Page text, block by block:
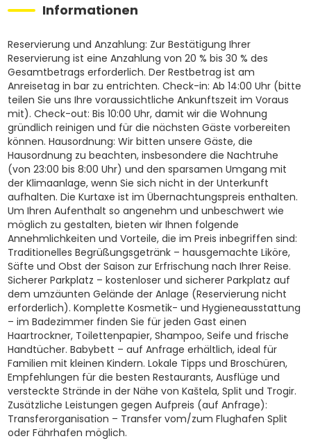
Informationen
Reservierung und Anzahlung: Zur Bestätigung Ihrer
Reservierung ist eine Anzahlung von 20 % bis 30 % des
Gesamtbetrags erforderlich. Der Restbetrag ist am
Anreisetag in bar zu entrichten. Check-in: Ab 14:00 Uhr (bitte
teilen Sie uns Ihre voraussichtliche Ankunftszeit im Voraus
mit). Check-out: Bis 10:00 Uhr, damit wir die Wohnung
gründlich reinigen und für die nächsten Gäste vorbereiten
können. Hausordnung: Wir bitten unsere Gäste, die
Hausordnung zu beachten, insbesondere die Nachtruhe
(von 23:00 bis 8:00 Uhr) und den sparsamen Umgang mit
der Klimaanlage, wenn Sie sich nicht in der Unterkunft
aufhalten. Die Kurtaxe ist im Übernachtungspreis enthalten.
Um Ihren Aufenthalt so angenehm und unbeschwert wie
möglich zu gestalten, bieten wir Ihnen folgende
Annehmlichkeiten und Vorteile, die im Preis inbegriffen sind:
Traditionelles Begrüßungsgetränk – hausgemachte Liköre,
Säfte und Obst der Saison zur Erfrischung nach Ihrer Reise.
Sicherer Parkplatz – kostenloser und sicherer Parkplatz auf
dem umzäunten Gelände der Anlage (Reservierung nicht
erforderlich). Komplette Kosmetik- und Hygieneausstattung
– im Badezimmer finden Sie für jeden Gast einen
Haartrockner, Toilettenpapier, Shampoo, Seife und frische
Handtücher. Babybett – auf Anfrage erhältlich, ideal für
Familien mit kleinen Kindern. Lokale Tipps und Broschüren,
Empfehlungen für die besten Restaurants, Ausflüge und
versteckte Strände in der Nähe von Kaštela, Split und Trogir.
Zusätzliche Leistungen gegen Aufpreis (auf Anfrage):
Transferorganisation – Transfer vom/zum Flughafen Split
oder Fährhafen möglich.